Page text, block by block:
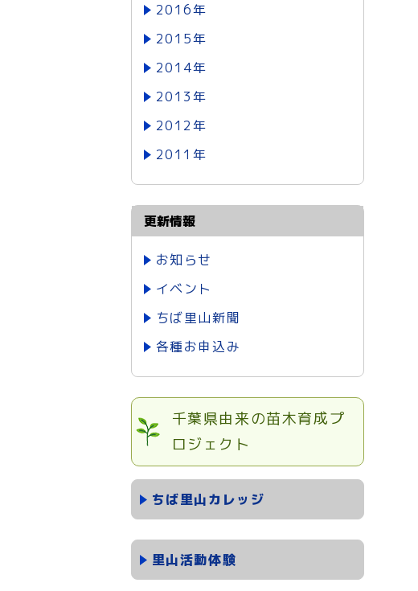
2016年
2015年
2014年
2013年
2012年
2011年
更新情報
お知らせ
イベント
ちば里山新聞
各種お申込み
千葉県由来の苗木育成プ
ロジェクト
ちば里山カレッジ
里山活動体験